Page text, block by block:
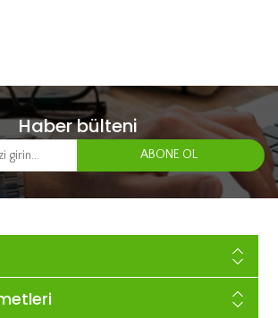
Haber bülteni